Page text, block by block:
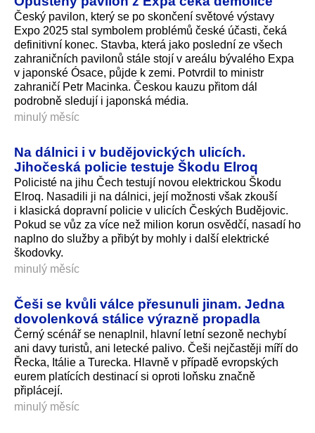
Český pavilon, který se po skončení světové výstavy
Expo 2025 stal symbolem problémů české účasti, čeká
definitivní konec. Stavba, která jako poslední ze všech
zahraničních pavilonů stále stojí v areálu bývalého Expa
v japonské Ósace, půjde k zemi. Potvrdil to ministr
zahraničí Petr Macinka. Českou kauzu přitom dál
podrobně sledují i japonská média.
minulý měsíc
Na dálnici i v budějovických ulicích.
Jihočeská policie testuje Škodu Elroq
Policisté na jihu Čech testují novou elektrickou Škodu
Elroq. Nasadili ji na dálnici, její možnosti však zkouší
i klasická dopravní policie v ulicích Českých Budějovic.
Pokud se vůz za více než milion korun osvědčí, nasadí ho
naplno do služby a přibýt by mohly i další elektrické
škodovky.
minulý měsíc
Češi se kvůli válce přesunuli jinam. Jedna
dovolenková stálice výrazně propadla
Černý scénář se nenaplnil, hlavní letní sezoně nechybí
ani davy turistů, ani letecké palivo. Češi nejčastěji míří do
Řecka, Itálie a Turecka. Hlavně v případě evropských
eurem platících destinací si oproti loňsku značně
připlácejí.
minulý měsíc